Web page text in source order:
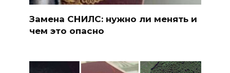
Замена СНИЛС: нужно ли менять и
чем это опасно